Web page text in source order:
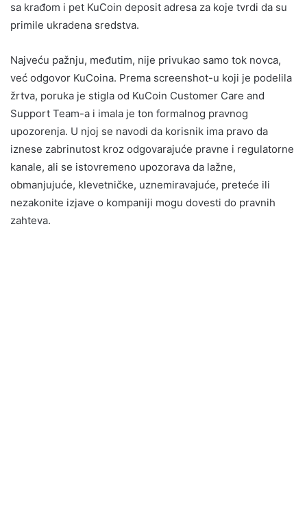
sa krađom i pet KuCoin deposit adresa za koje tvrdi da su
primile ukradena sredstva.
Najveću pažnju, međutim, nije privukao samo tok novca,
već odgovor KuCoina. Prema screenshot-u koji je podelila
žrtva, poruka je stigla od KuCoin Customer Care and
Support Team-a i imala je ton formalnog pravnog
upozorenja. U njoj se navodi da korisnik ima pravo da
iznese zabrinutost kroz odgovarajuće pravne i regulatorne
kanale, ali se istovremeno upozorava da lažne,
obmanjujuće, klevetničke, uznemiravajuće, preteće ili
nezakonite izjave o kompaniji mogu dovesti do pravnih
zahteva.